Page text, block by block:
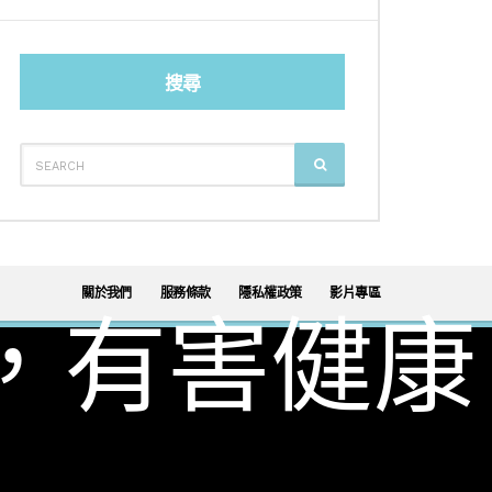
搜尋
SEARCH
FOR:
SEARCH
關於我們 服務條款 隱私權政策 影片專區
威士忌 葡萄酒 日本酒 啤酒
有害健康